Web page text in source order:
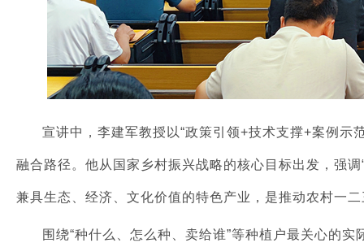
宣讲中，李建军教授以“政策引领+技术支撑+案例示
融合路径。他从国家乡村振兴战略的核心目标出发，强
兼具生态、经济、文化价值的特色产业，是推动农村一
围绕“种什么、怎么种、卖给谁”等种植户最关心的